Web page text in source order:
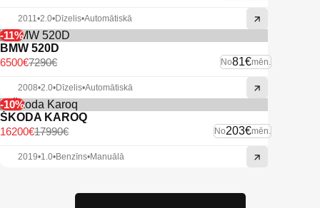
2011•2.0•Dīzelis•Automātiskā
-11%
BMW 520D
No81€mēn.
7290€
6500€
2008•2.0•Dīzelis•Automātiskā
-10%
ŠKODA KAROQ
No203€mēn.
17990€
16200€
2019•1.0•Benzīns•Manuālā